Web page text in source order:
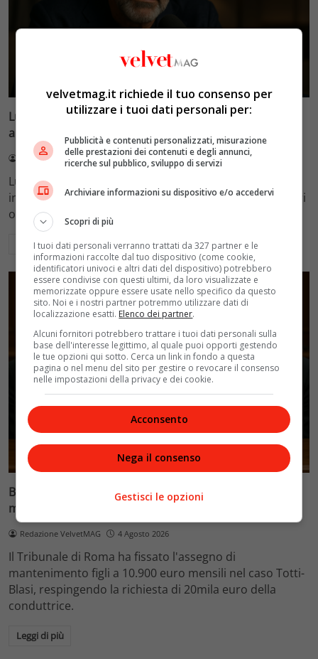
Luca Barbareschi si racconta: amori travolgenti,
autodistruzione e il difficile rapporto con la paternità
Redazione VelvetMAG 4 Agosto 2026
Luca Barbareschi si racconta a 70 anni in un'intervista
intima: rivela otto relazioni contemporanee, tre ricoveri
ospedalieri e il suo difficile rapporto con la paternità
Leggi di più
Glamour & Gossip
Blasi vs Totti: il giudice riduce l’assegno di
mantenimento a 10.900 euro
Redazione VelvetMAG 4 Agosto 2026
Il Tribunale di Roma ha fissato l'assegno di
mantenimento figli a 10.900 euro mensili nel caso Totti-
Blasi, respingendo la richiesta di 20mila euro della
conduttrice.
Leggi di più
velvetmag.it richiede il tuo consenso per
utilizzare i tuoi dati personali per:
Pubblicità e contenuti personalizzati, misurazione
delle prestazioni dei contenuti e degli annunci,
ricerche sul pubblico, sviluppo di servizi
Archiviare informazioni su dispositivo e/o accedervi
Scopri di più
I tuoi dati personali verranno trattati da 327 partner e le
informazioni raccolte dal tuo dispositivo (come cookie,
identificatori univoci e altri dati del dispositivo) potrebbero
essere condivise con questi ultimi, da loro visualizzate e
memorizzate oppure essere usate nello specifico da questo
sito. Noi e i nostri partner potremmo utilizzare dati di
localizzazione esatti. Elenco dei partner.
Alcuni fornitori potrebbero trattare i tuoi dati personali sulla
base dell'interesse legittimo, al quale puoi opporti gestendo
le tue opzioni qui sotto. Cerca un link in fondo a questa
pagina o nel menu del sito per gestire o revocare il consenso
nelle impostazioni della privacy e dei cookie.
Acconsento
Nega il consenso
Gestisci le opzioni